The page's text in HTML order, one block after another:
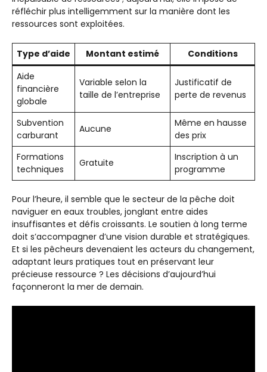
réfléchir plus intelligemment sur la manière dont les
ressources sont exploitées.
Type d’aide Montant estimé
Conditions
Aide
financière
globale
Variable selon la
taille de l’entreprise
Justificatif de
perte de revenus
Subvention
carburant
Aucune
Même en hausse
des prix
Formations
techniques
Gratuite
Inscription à un
programme
Pour l’heure, il semble que le secteur de la pêche doit
naviguer en eaux troubles, jonglant entre aides
insuffisantes et défis croissants. Le soutien à long terme
doit s’accompagner d’une vision durable et stratégiques.
Et si les pêcheurs devenaient les acteurs du changement,
adaptant leurs pratiques tout en préservant leur
précieuse ressource ? Les décisions d’aujourd’hui
façonneront la mer de demain.